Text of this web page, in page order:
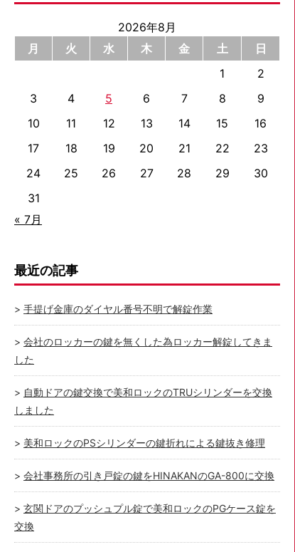
2026年8月
月
火 水 木 金 土
日
1
2
3
4 5 6 7 8
9
10
11 12 13 14 15
16
17
18 19 20 21 22
23
24
25 26 27 28 29
30
31
« 7月
最近の記事
手提げ金庫のダイヤル番号不明で解錠作業
会社のロッカーの鍵を無くした為ロッカー解錠してきま
した
自動ドアの鍵交換で美和ロックのTRUシリンダーを交換
しました
美和ロックのPSシリンダーの鍵折れによる鍵抜き修理
会社事務所の引き戸錠の鍵をHINAKANのGA-800に交換
玄関ドアのプッシュプル錠で美和ロックのPGケース錠を
交換